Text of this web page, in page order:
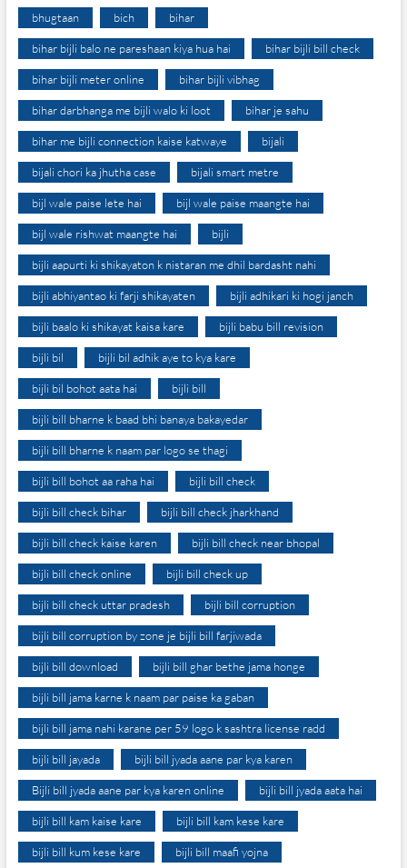
bhugtaan bich bihar
bihar bijli balo ne pareshaan kiya hua hai bihar bijli bill check
bihar bijli meter online bihar bijli vibhag
bihar darbhanga me bijli walo ki loot bihar je sahu
bihar me bijli connection kaise katwaye bijali
bijali chori ka jhutha case bijali smart metre
bijl wale paise lete hai bijl wale paise maangte hai
bijl wale rishwat maangte hai bijli
bijli aapurti ki shikayaton k nistaran me dhil bardasht nahi
bijli abhiyantao ki farji shikayaten bijli adhikari ki hogi janch
bijli baalo ki shikayat kaisa kare bijli babu bill revision
bijli bil bijli bil adhik aye to kya kare
bijli bil bohot aata hai bijli bill
bijli bill bharne k baad bhi banaya bakayedar
bijli bill bharne k naam par logo se thagi
bijli bill bohot aa raha hai bijli bill check
bijli bill check bihar bijli bill check jharkhand
bijli bill check kaise karen bijli bill check near bhopal
bijli bill check online bijli bill check up
bijli bill check uttar pradesh bijli bill corruption
bijli bill corruption by zone je bijli bill farjiwada
bijli bill download bijli bill ghar bethe jama honge
bijli bill jama karne k naam par paise ka gaban
bijli bill jama nahi karane per 59 logo k sashtra license radd
bijli bill jayada bijli bill jyada aane par kya karen
Bijli bill jyada aane par kya karen online bijli bill jyada aata hai
bijli bill kam kaise kare bijli bill kam kese kare
bijli bill kum kese kare bijli bill maafi yojna